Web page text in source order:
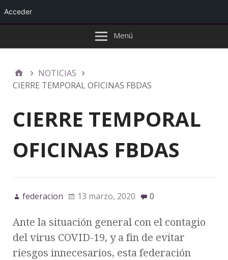
Menú
NOTICIAS
CIERRE TEMPORAL OFICINAS FBDAS
CIERRE TEMPORAL
OFICINAS FBDAS
federacion 13 marzo, 2020 0
Ante la situación general con el contagio
del virus COVID-19, y a fin de evitar
riesgos innecesarios, esta federación
Acceder